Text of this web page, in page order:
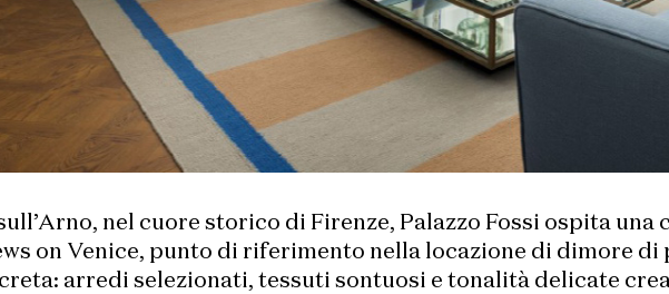
nel cuore storico di Firenze, Palazzo Fossi ospita
on Venice, punto di riferimento nella locazione di dimore
arredi selezionati, tessuti sontuosi e tonalità delicate